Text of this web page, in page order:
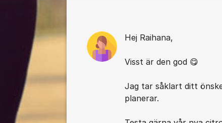
Hej Raihana,
Visst är den god 😋
Jag tar såklart ditt
planerar.